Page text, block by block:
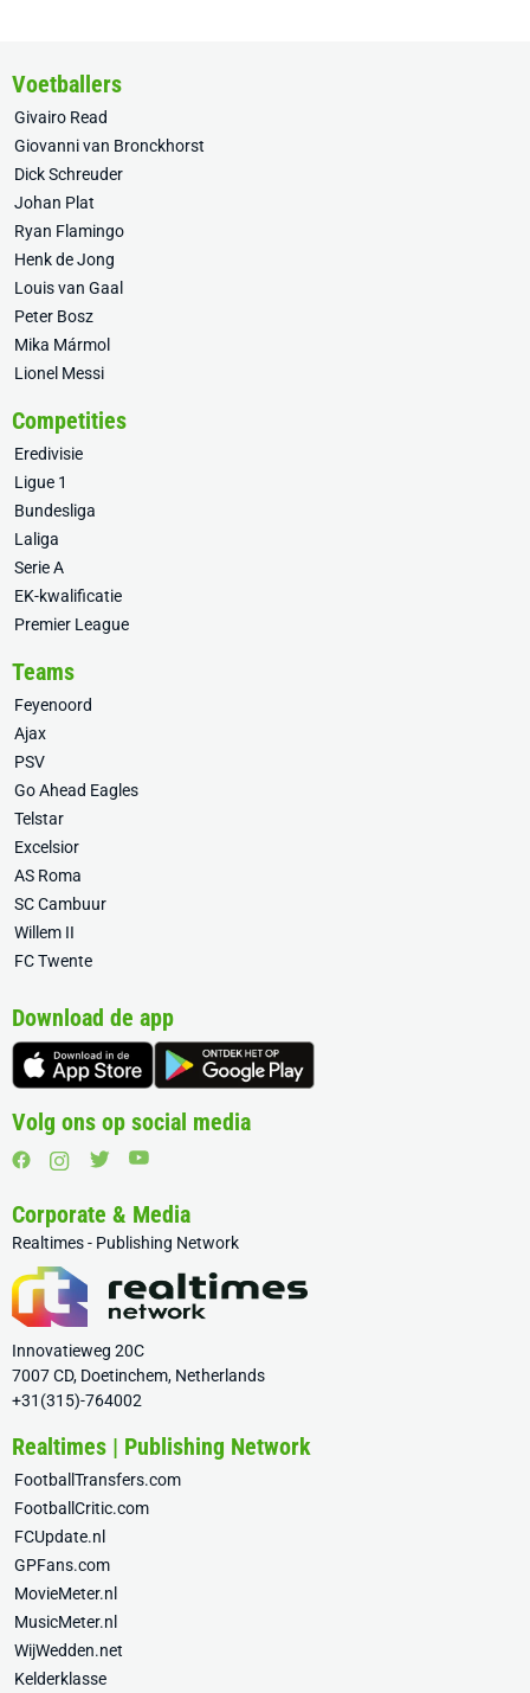
Voetballers
Givairo Read
Giovanni van Bronckhorst
Dick Schreuder
Johan Plat
Ryan Flamingo
Henk de Jong
Louis van Gaal
Peter Bosz
Mika Mármol
Lionel Messi
Competities
Eredivisie
Ligue 1
Bundesliga
Laliga
Serie A
EK-kwalificatie
Premier League
Teams
Feyenoord
Ajax
PSV
Go Ahead Eagles
Telstar
Excelsior
AS Roma
SC Cambuur
Willem II
FC Twente
Download de app
Volg ons op social media
Corporate & Media
Realtimes - Publishing Network
Innovatieweg 20C
7007 CD, Doetinchem, Netherlands
+31(315)-764002
Realtimes | Publishing Network
FootballTransfers.com
FootballCritic.com
FCUpdate.nl
GPFans.com
MovieMeter.nl
MusicMeter.nl
WijWedden.net
Kelderklasse